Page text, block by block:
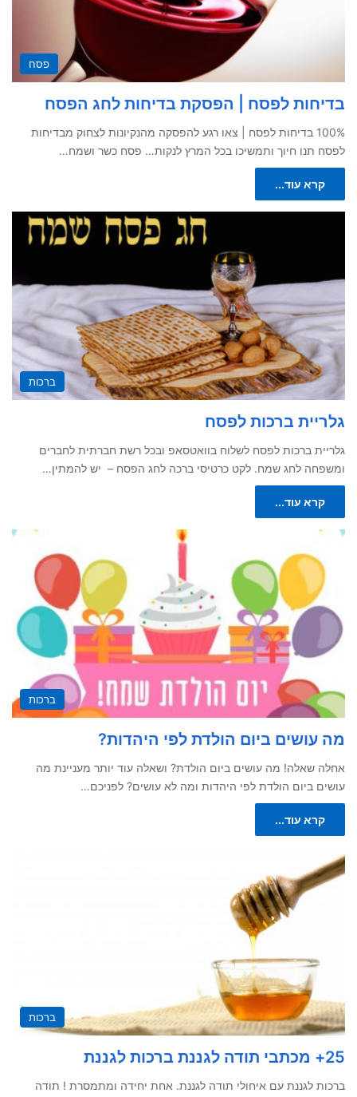
פסח
בדיחות לפסח | הפסקת בדיחות לחג הפסח
100% בדיחות לפסח | צאו רגע להפסקה מהנקיונות לצחוק מבדיחות
לפסח תנו חיוך ותמשיכו בכל המרץ לנקות… פסח כשר ושמח…
קרא עוד...
ברכות
גלריית ברכות לפסח
גלריית ברכות לפסח לשלוח בוואטסאפ ובכל רשת חברתית לחברים
ומשפחה לחג שמח. לקט כרטיסי ברכה לחג הפסח – יש להמתין…
קרא עוד...
ברכות
מה עושים ביום הולדת לפי היהדות?
אחלה שאלה! מה עושים ביום הולדת? ושאלה עוד יותר מעניינת מה
עושים ביום הולדת לפי היהדות ומה לא עושים? לפניכם…
קרא עוד...
ברכות
25+ מכתבי תודה לגננת ברכות לגננת
ברכות לגננת עם איחולי תודה לגננת. אחת יחידה ומתמסרת ! תודה